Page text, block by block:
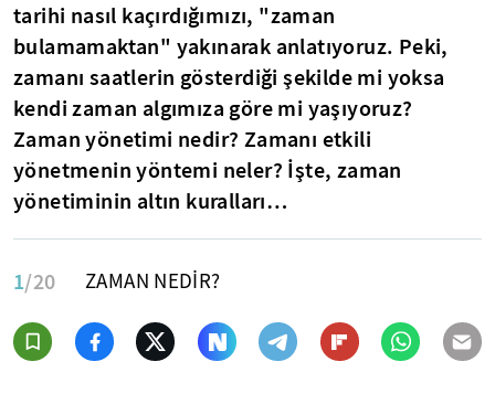
tarihi nasıl kaçırdığımızı, "zaman
bulamamaktan" yakınarak anlatıyoruz. Peki,
zamanı saatlerin gösterdiği şekilde mi yoksa
kendi zaman algımıza göre mi yaşıyoruz?
Zaman yönetimi nedir? Zamanı etkili
yönetmenin yöntemi neler? İşte, zaman
yönetiminin altın kuralları…
1/20 ZAMAN NEDİR?